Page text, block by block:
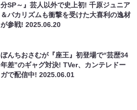
分SP～』芸人以外で史上初! 千原ジュニア
＆バカリズムも衝撃を受けた大喜利の逸材
が参戦!2025.06.20
ぼんちおさむが『座王』初登場で“芸歴34
年差”のギャグ対決! TVer、カンテレドー
ガで配信中!2025.06.01